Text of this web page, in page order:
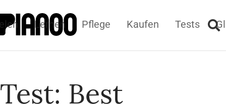
Lernen Pflege Kaufen Tests
Test: Best